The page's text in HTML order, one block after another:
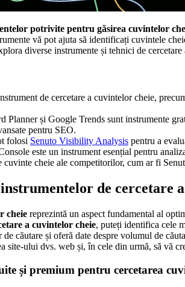
potrivite pentru găsirea cuvintelor
vă pot ajuta să identificați cuvintele
diverse instrumente și tehnici de
de cercetare a cuvintelor cheie,
Planner și Google Trends sunt instrumente
pentru SEO.
folosi Senuto Visibility Analysis pentru a
este un instrument esențial pentru
cuvinte cheie ale competitorilor, cum ar fi
de cercetare
cheie reprezintă un aspect fundamental al
a cuvintelor cheie, puteți identifica cele
de căutare și oferă date despre volumul de
site-ului dvs. web și, în cele din urmă, să vă
și premium pentru cercetarea